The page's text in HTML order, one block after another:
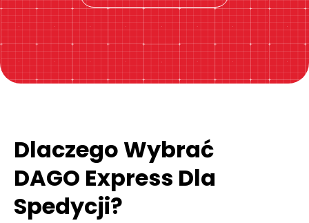
Dlaczego Wybrać
DAGO Express Dla
Spedycji?